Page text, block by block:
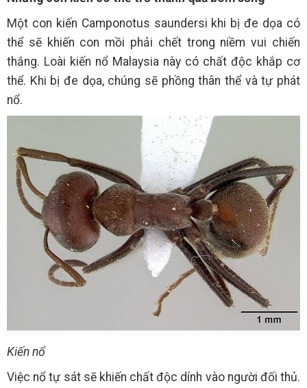
Một con kiến Camponotus saundersi khi bị đe dọa có
thể sẽ khiến con mồi phải chết trong niềm vui chiến
thắng. Loài kiến nổ Malaysia này có chất độc khắp cơ
thể. Khi bị đe dọa, chúng sẽ phồng thân thể và tự phát
nổ.
Kiến nổ
Việc nổ tự sát sẽ khiến chất độc dính vào người đối thủ.